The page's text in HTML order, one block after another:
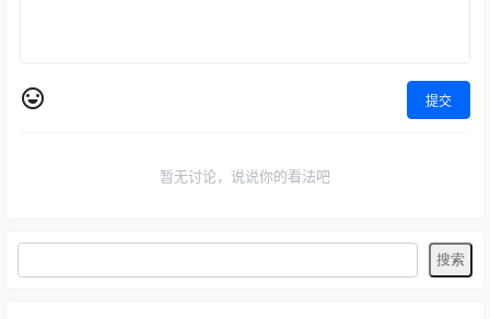
提交
暂无讨论，说说你的看法吧